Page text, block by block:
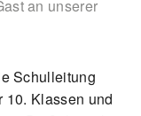
an unserer
Schulleitung
10. Klassen und